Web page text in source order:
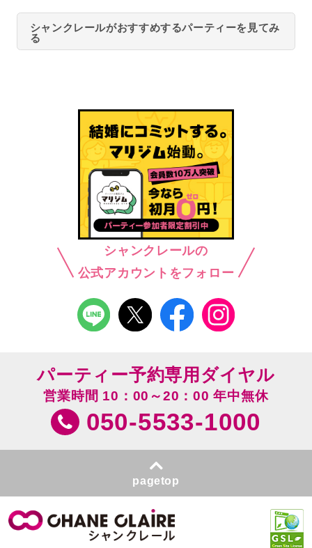
シャンクレールがおすすめするパーティーを見てみ
る
シャンクレールの
公式アカウントをフォロー
パーティー予約専用ダイヤル
営業時間 10：00～20：00 年中無休
050-5533-1000
pagetop